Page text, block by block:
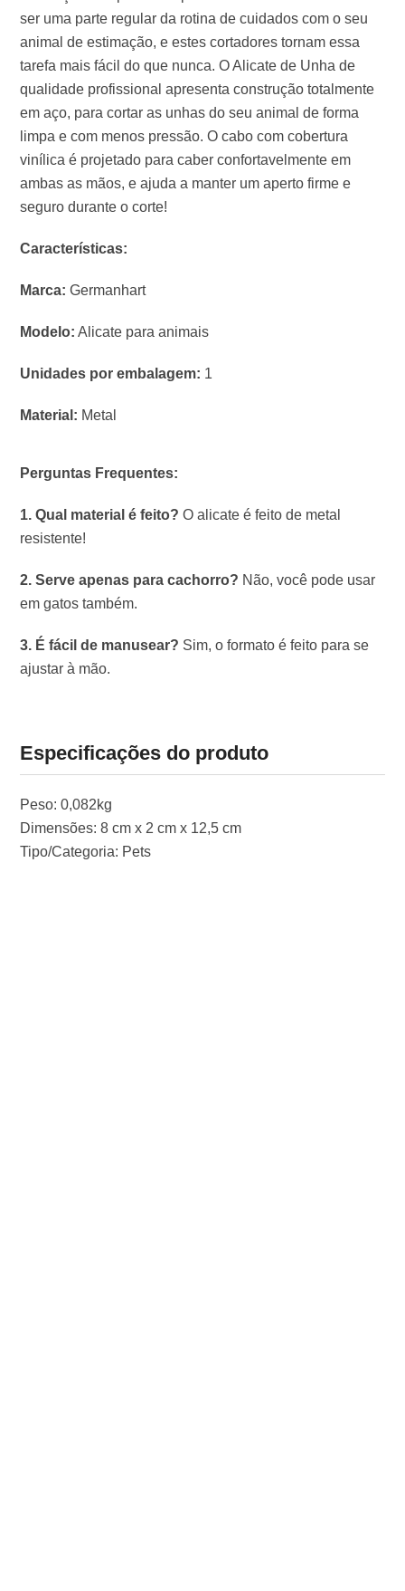
ser uma parte regular da rotina de cuidados com o seu
animal de estimação, e estes cortadores tornam essa
tarefa mais fácil do que nunca. O Alicate de Unha de
qualidade profissional apresenta construção totalmente
em aço, para cortar as unhas do seu animal de forma
limpa e com menos pressão. O cabo com cobertura
vinílica é projetado para caber confortavelmente em
ambas as mãos, e ajuda a manter um aperto firme e
seguro durante o corte!
Características:
Marca: Germanhart
Modelo: Alicate para animais
Unidades por embalagem: 1
Material: Metal
Perguntas Frequentes:
1. Qual material é feito? O alicate é feito de metal
resistente!
2. Serve apenas para cachorro? Não, você pode usar
em gatos também.
3. É fácil de manusear? Sim, o formato é feito para se
ajustar à mão.
Especificações do produto
Peso: 0,082kg
Dimensões: 8 cm x 2 cm x 12,5 cm
Tipo/Categoria: Pets